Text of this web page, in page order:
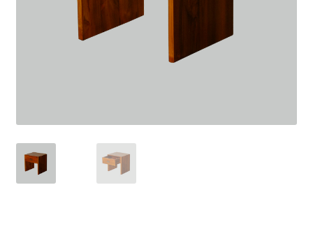
Kontakt
Mein Konto